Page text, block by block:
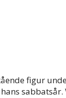
figur
sabbatsår.